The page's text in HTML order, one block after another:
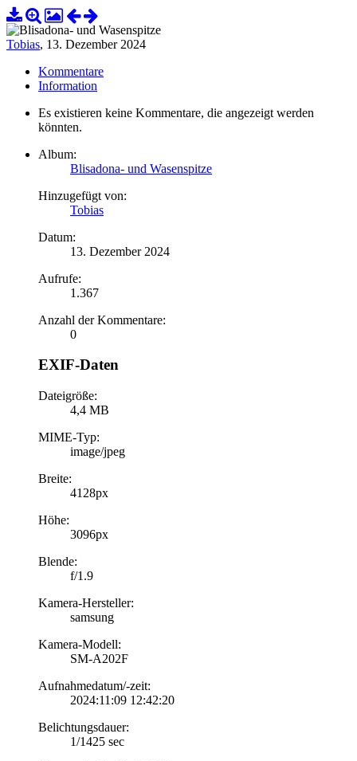
Tobias, 13. Dezember 2024
Kommentare
Information
Es existieren keine Kommentare, die angezeigt werden
könnten.
Album:
Blisadona- und Wasenspitze
Hinzugefügt von:
Tobias
Datum:
13. Dezember 2024
Aufrufe:
1.367
Anzahl der Kommentare:
0
EXIF-Daten
Dateigröße:
4,4 MB
MIME-Typ:
image/jpeg
Breite:
4128px
Höhe:
3096px
Blende:
f/1.9
Kamera-Hersteller:
samsung
Kamera-Modell:
SM-A202F
Aufnahmedatum/-zeit:
2024:11:09 12:42:20
Belichtungsdauer:
1/1425 sec